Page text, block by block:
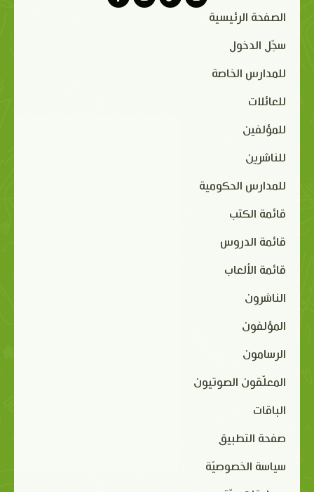
الصفحة الرئيسية
سجّل الدخول
للمدارس الخاصة
للعائلات
للمؤلفين
للناشرين
للمدارس الحكومية
قائمة الكتب
قائمة الدروس
قائمة الألعاب
الناشرون
المؤلفون
الرسامون
المعلّقون الصوتيون
الباقات
صفحة التطبيق
سياسة الخصوصيّة